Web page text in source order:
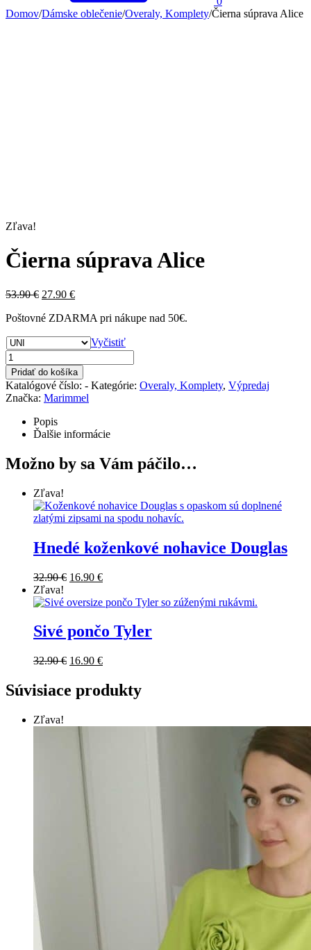
Domov/Dámske oblečenie/Overaly, Komplety/Čierna súprava Alice
Zľava!
Čierna súprava Alice
53.90€ Original
was:
27.90 €Current
is:
Poštovné ZDARMA pri nákupe nad 50€.
Vyčistiť
množstvo
Čierna
súprava
Alice
Pridať do košíka
Katalógové číslo: - Kategórie: Overaly, Komplety, Výpredaj
Značka: Marimmel
Popis
Ďalšie informácie
Možno by sa Vám páčilo…
Zľava!
Hnedé koženkové nohavice Douglas
32.90€ Original
was:
16.90 €Current
is:
Zľava!
Sivé pončo Tyler
32.90€ Original
32.90 €.
16.90 €Current
is:
16.90 €.
Súvisiace produkty
Zľava!